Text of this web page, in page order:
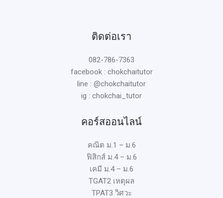
ติดต่อเรา
082-786-7363
facebook : chokchaitutor
line : @chokchaitutor
ig : chokchai_tutor
คอร์สออนไลน์
คณิต ม.1 – ม.6
ฟิสิกส์ ม.4 – ม.6
เคมี ม.4 – ม.6
TGAT2 เหตุผล
TPAT3 วิศวะ